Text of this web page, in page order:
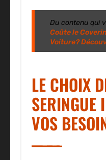
Du contenu qui
Coûte le
Voiture?
LE CHOIX
SERINGUE
VOS